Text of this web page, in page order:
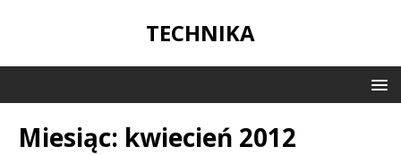
TECHNIKA
Miesiąc: kwiecień 2012